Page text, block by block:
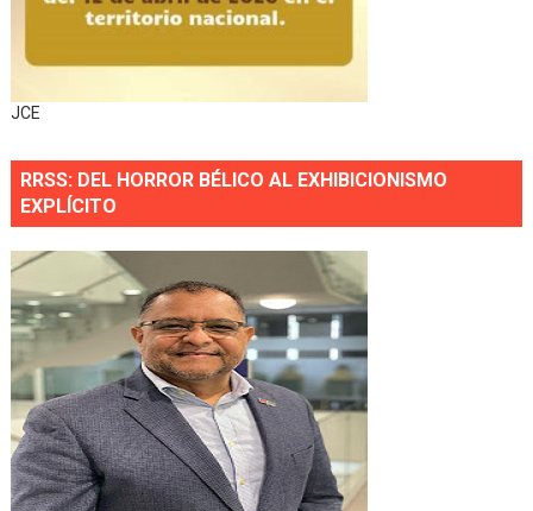
JCE
RRSS: DEL HORROR BÉLICO AL EXHIBICIONISMO
EXPLÍCITO